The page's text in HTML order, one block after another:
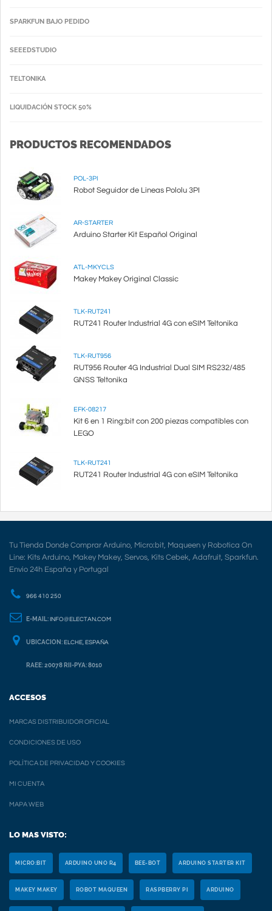
SPARKFUN BAJO PEDIDO
SEEEDSTUDIO
TELTONIKA
LIQUIDACIÓN STOCK 50%
PRODUCTOS RECOMENDADOS
POL-3PI
Robot Seguidor de Lineas Pololu 3PI
AR-STARTER
Arduino Starter Kit Español Original
ATL-MKYCLS
Makey Makey Original Classic
TLK-RUT241
RUT241 Router Industrial 4G con eSIM Teltonika
TLK-RUT956
RUT956 Router 4G Industrial Dual SIM RS232/485
GNSS Teltonika
EFK-08217
Kit 6 en 1 Ring:bit con 200 piezas compatibles con
LEGO
TLK-RUT241
RUT241 Router Industrial 4G con eSIM Teltonika
Tu Tienda Donde Comprar Arduino, Micro:bit, Maqueen y Robotica On
Line: Kits Arduino, Makey Makey, Servos, Kits Cebek, Adafruit, Sparkfun.
Envio 24h España y Portugal
966 410 250
E-MAIL: INFO@ELECTAN.COM
UBICACION: ELCHE, ESPAÑA
RAEE: 20078 RII-PYA: 8010
ACCESOS
MARCAS DISTRIBUIDOR OFICIAL
CONDICIONES DE USO
POLÍTICA DE PRIVACIDAD Y COOKIES
MI CUENTA
MAPA WEB
LO MAS VISTO:
MICRO:BIT ARDUINO UNO R4 BEE-BOT ARDUINO STARTER KIT
MAKEY MAKEY ROBOT MAQUEEN RASPBERRY PI ARDUINO